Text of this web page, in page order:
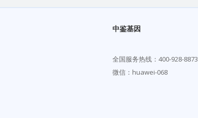
中鉴基因
全国服务热线： 400-928-8873
微信：huawei-068